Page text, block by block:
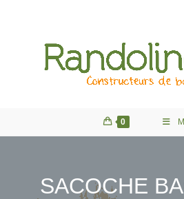
0
SACOCHE